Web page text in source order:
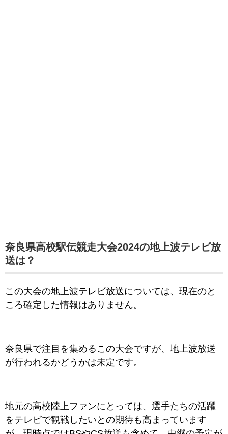
奈良県高校駅伝競走大会2024の地上波テレビ放
送は？
この大会の地上波テレビ放送については、現在のと
ころ確定した情報はありません。
奈良県で注目を集めるこの大会ですが、地上波放送
が行われるかどうかは未定です。
地元の高校陸上ファンにとっては、選手たちの活躍
をテレビで観戦したいとの期待も高まっています